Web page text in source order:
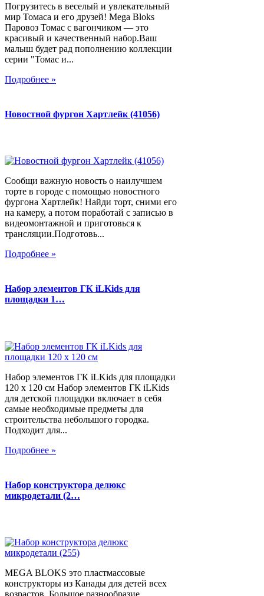
Погрузитесь в веселый и увлекательный
мир Томаса и его друзей! Mega Bloks
Паровоз Томас с вагончиком — это
красивый и качественный набор.Ваш
малыш будет рад пополнению коллекции
серии "Томас и...
Подробнее »
Новостной фургон Хартлейк (41056)
Сообщи важную новость о наилучшем
торте в городе с помощью новостного
фургона Хартлейк! Найди торт, сними его
на камеру, а потом поработай с записью в
видеомонтажной и приготовься к
трансляции.Подготовь...
Подробнее »
Набор элементов ГК iLKids для
площадки 1…
Набор элементов ГК iLKids для площадки
120 х 120 см Набор элементов ГК iLKids
для детской площадки включает в себя
самые необходимые предметы для
строительства небольшого городка.
Подходит для...
Подробнее »
Набор конструктора делюкс
микродетали (2…
MEGA BLOKS это пластмассовые
конструкторы из Канады для детей всех